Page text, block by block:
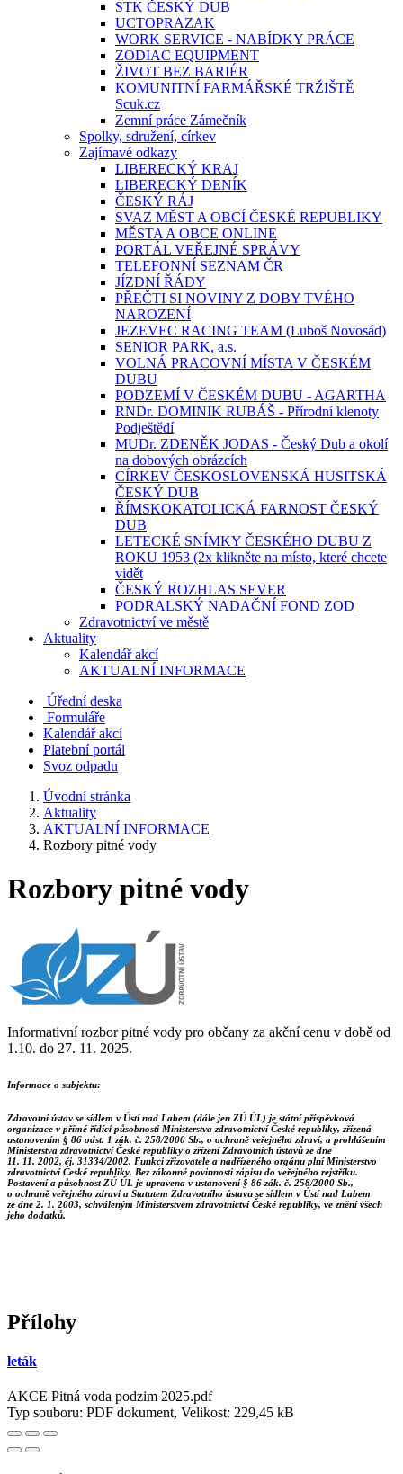
STK ČESKÝ DUB
UCTOPRAZAK
WORK SERVICE - NABÍDKY PRÁCE
ZODIAC EQUIPMENT
ŽIVOT BEZ BARIÉR
KOMUNITNÍ FARMÁŘSKÉ TRŽIŠTĚ
Scuk.cz
Zemní práce Zámečník
Spolky, sdružení, církev
Zajímavé odkazy
LIBERECKÝ KRAJ
LIBERECKÝ DENÍK
ČESKÝ RÁJ
SVAZ MĚST A OBCÍ ČESKÉ REPUBLIKY
MĚSTA A OBCE ONLINE
PORTÁL VEŘEJNÉ SPRÁVY
TELEFONNÍ SEZNAM ČR
JÍZDNÍ ŘÁDY
PŘEČTI SI NOVINY Z DOBY TVÉHO
NAROZENÍ
JEZEVEC RACING TEAM (Luboš Novosád)
SENIOR PARK, a.s.
VOLNÁ PRACOVNÍ MÍSTA V ČESKÉM
DUBU
PODZEMÍ V ČESKÉM DUBU - AGARTHA
RNDr. DOMINIK RUBÁŠ - Přírodní klenoty
Podještědí
MUDr. ZDENĚK JODAS - Český Dub a okolí
na dobových obrázcích
CÍRKEV ČESKOSLOVENSKÁ HUSITSKÁ
ČESKÝ DUB
ŘÍMSKOKATOLICKÁ FARNOST ČESKÝ
DUB
LETECKÉ SNÍMKY ČESKÉHO DUBU Z
ROKU 1953 (2x klikněte na místo, které chcete
vidět
ČESKÝ ROZHLAS SEVER
PODRALSKÝ NADAČNÍ FOND ZOD
Zdravotnictví ve městě
Aktuality
Kalendář akcí
AKTUALNÍ INFORMACE
Úřední deska
Formuláře
Kalendář akcí
Platební portál
Svoz odpadu
Úvodní stránka
Aktuality
AKTUALNÍ INFORMACE
Rozbory pitné vody
Rozbory pitné vody
Informativní rozbor pitné vody pro občany za akční cenu v době od
1.10. do 27. 11. 2025.
Informace o subjektu:
Zdravotní ústav se sídlem v Ústí nad Labem (dále jen ZÚ ÚL) je státní příspěvková
organizace v přímé řídící působnosti Ministerstva zdravotnictví České republiky, zřízená
ustanovením § 86 odst. 1 zák. č. 258/2000 Sb., o ochraně veřejného zdraví, a prohlášením
Ministerstva zdravotnictví České republiky o zřízení Zdravotních ústavů ze dne
11. 11. 2002, čj. 31334/2002. Funkci zřizovatele a nadřízeného orgánu plní Ministerstvo
zdravotnictví České republiky. Bez zákonné povinnosti zápisu do veřejného rejstříku.
Postavení a působnost ZÚ ÚL je upravena v ustanovení § 86 zák. č. 258/2000 Sb.,
o ochraně veřejného zdraví a Statutem Zdravotního ústavu se sídlem v Ústí nad Labem
ze dne 2. 1. 2003, schváleným Ministerstvem zdravotnictví České republiky, ve znění všech
jeho dodatků.
Přílohy
leták
AKCE Pitná voda podzim 2025.pdf
Typ souboru: PDF dokument, Velikost: 229,45 kB